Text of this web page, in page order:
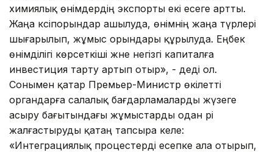
химиялық өнімдердің экспорты екі есеге артты.
Жаңа кәсіпорындар ашылуда, өнімнің жаңа түрлері
шығарылып, жұмыс орындары құрылуда. Еңбек
өнімділігі көрсеткіші және негізгі капиталға
инвестиция тарту артып отыр», - деді ол.
Сонымен қатар Премьер-Министр өкілетті
органдарға салалық бағдарламаларды жүзеге
асыру бағытындағы жұмыстарды одан әрі
жалғастыруды қатаң тапсыра келе:
«Интеграциялық процестерді есепке ала отырып,